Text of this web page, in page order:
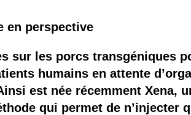
en perspective
sur les porcs transgéniques
humains en attente
est née récemment Xena,
qui permet de n’injecter